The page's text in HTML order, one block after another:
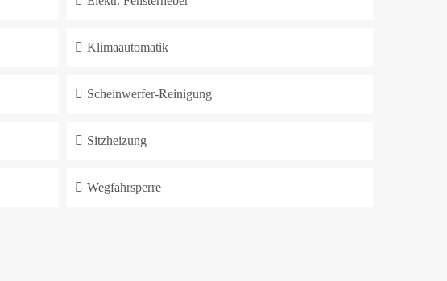
Klimaautomatik
Scheinwerfer-Reinigung
Sitzheizung
Wegfahrsperre